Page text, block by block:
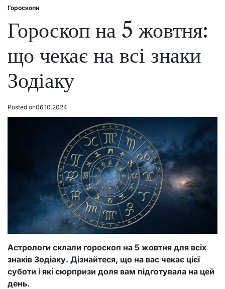
Posted
Гороскопи
Гороскоп на 5 жовтня:
що чекає на всі знаки
Зодіаку
Posted on06.10.2024
Астрологи склали гороскоп на 5 жовтня для всіх
знаків Зодіаку. Дізнайтеся, що на вас чекає цієї
суботи і які сюрпризи доля вам підготувала на цей
день.